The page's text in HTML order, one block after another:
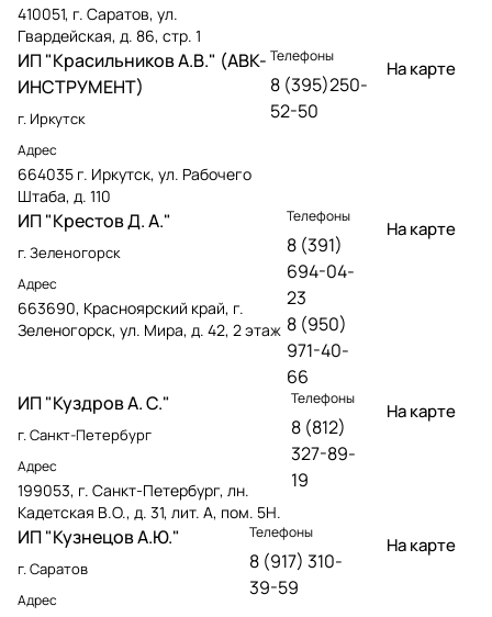
410051, г. Саратов, ул.
Гвардейская, д. 86, стр. 1
ИП "Красильников А.В." (АВК-
ИНСТРУМЕНТ)
г. Иркутск
Адрес
664035 г. Иркутск, ул. Рабочего
Штаба, д. 110
Телефоны
8 (395)250-
52-50
На карте
ИП "Крестов Д. А."
г. Зеленогорск
Адрес
663690, Красноярский край, г.
Зеленогорск, ул. Мира, д. 42, 2 этаж
Телефоны
8 (391)
694-04-
23
8 (950)
971-40-
66
На карте
ИП "Куздров А. С."
г. Санкт-Петербург
Адрес
199053, г. Санкт-Петербург, лн.
Кадетская В.О., д. 31, лит. А, пом. 5Н.
Телефоны
8 (812)
327-89-
19
На карте
ИП "Кузнецов А.Ю."
г. Саратов
Адрес
Телефоны
8 (917) 310-
39-59
На карте